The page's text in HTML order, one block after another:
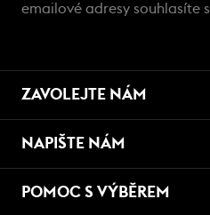
emailové adresy souhlasíte s
ZAVOLEJTE NÁM
NAPIŠTE NÁM
POMOC S VÝBĚREM